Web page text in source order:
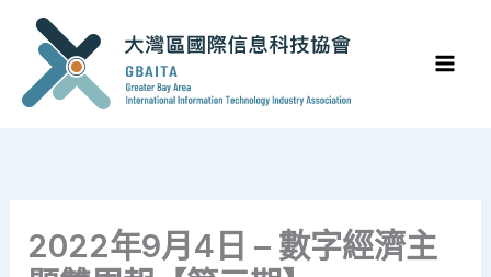
content
2022年9月4日 – 數字經濟主